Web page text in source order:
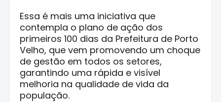
Essa é mais uma iniciativa que
contempla o plano de ação dos
primeiros 100 dias da Prefeitura de Porto
Velho, que vem promovendo um choque
de gestão em todos os setores,
garantindo uma rápida e visível
melhoria na qualidade de vida da
população.